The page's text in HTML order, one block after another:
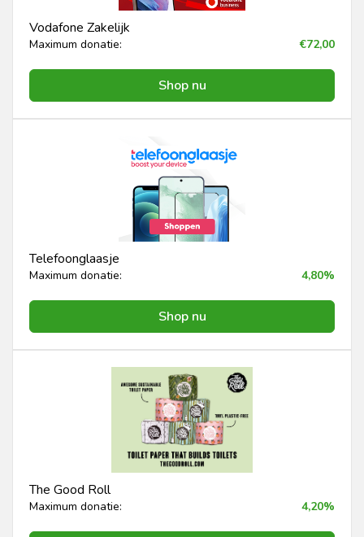
Vodafone Zakelijk
Maximum donatie: €72,00
Shop nu
Telefoonglaasje
Maximum donatie: 4,80%
Shop nu
The Good Roll
Maximum donatie: 4,20%